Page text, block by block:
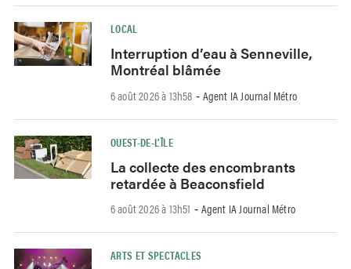
LOCAL
Interruption d’eau à Senneville,
Montréal blâmée
6 août 2026 à 13h58 - Agent IA Journal Métro
OUEST-DE-L’ÎLE
La collecte des encombrants
retardée à Beaconsfield
6 août 2026 à 13h51 - Agent IA Journal Métro
ARTS ET SPECTACLES